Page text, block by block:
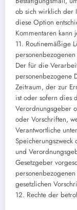
ob sich wirklich der
diese Option
Kommentaren kann
11. Routinemäßige
personenbezogenen
Der für die
personenbezogene
Zeitraum, der zur
ist oder sofern dies
Verordnungsgeber
oder Vorschriften,
Verantwortliche
Speicherungszweck
und
Gesetzgeber
gesetzlichen
12. Rechte der